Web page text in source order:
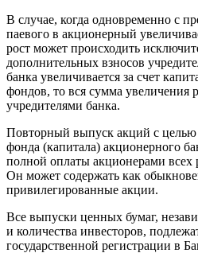
В случае, когда одновременно с
паевого в акционерный
рост может происходить
дополнительных взносов
банка увеличивается за счет
фондов, то вся сумма увеличения
учредителями банка.
Повторный выпуск акций с целью
фонда (капитала) акционерного
полной оплаты акционерами
Он может содержать как
привилегированные акции.
Все выпуски ценных бумаг,
и количества инвесторов,
государственной регистрации в